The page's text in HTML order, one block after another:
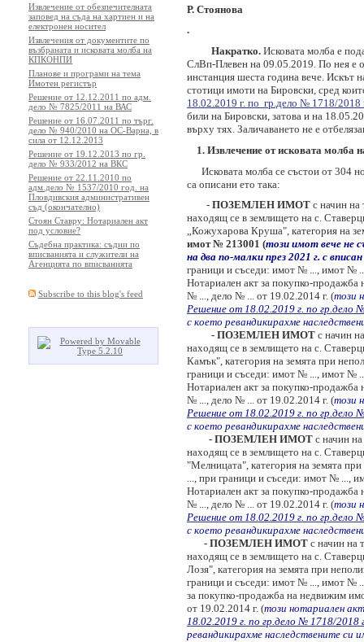
Р. Стоянова
.
Накратко. Исковата молба е
СлВп-Плевен на 09.05.2019. По нея е
инстанция шеста година вече. Искът
стотици имоти на Бировски, сред
18.02.2019 г. по гр.дело № 1718/2018
били на Бировски, затова и на
върху тях. Заличаването не е
1. Извлечение от исковата молба
Исковата молба се състои от 304
са описани ето така:
- ПОЗЕМЛЕН ИМОТ с начин на
находящ се в землището на с.
„Кожухарова Круша", категория на
имот № 213001 (този имот вече не
на два по-малки през 2021 г. с
граници и съседи: имот № ..., имот
Нотариален акт за покупко-продажба
№ ..., дело № ... от 19.02.2014 г. (този
Решение от 18.02.2019 г. по гр.дело
с което ревандикирахме
- ПОЗЕМЛЕН ИМОТ с начин
находящ се в землището на с.
Камък", категория на земята при
граници и съседи: имот № ..., имот
Нотариален акт за покупко-продажба
№ ..., дело № ... от 19.02.2014 г. (този
Решение от 18.02.2019 г. по гр.дело
с което ревандикирахме
- ПОЗЕМЛЕН ИМОТ с начин
находящ се в землището на с.
"Мелницата", категория на земята
..., при граници и съседи: имот № ...,
Нотариален акт за покупко-продажба
№ ..., дело № ... от 19.02.2014 г. (този
Решение от 18.02.2019 г. по гр.дело
с което ревандикирахме
- ПОЗЕМЛЕН ИМОТ с начин на
находящ се в землището на с.
Лозя", категория на земята при
граници и съседи: имот № ..., имот №
за покупко-продажба на недвижим
от 19.02.2014 г. (този нотариален
18.02.2019 г. по гр.дело № 1718/2018
ревандикирахме наследствените си
Извлечение от обезпечителната
заповед на съда на хартиен и на
електронен носител
Извлечения от документите по
възбраната и исковата молба на
КПКОНПИ
Планове и програми на тема
Имотен регистър
Решение от 12.12.2011 по адм.
дело № 7825/2011 на ВАС
Решение от 16.07.2011 по търг.
дело № 940/2010 на ОС-Варна, в
сила от 12.12.2013
Решение от 19.12.2013 по гр.
дело № 933/2012 на ВКС
Решение от 22.11.2010 по
адм.дело № 1537/2010 год. на
Пловдивския административен
съд (окончателно)
Стоян Ставру: Нотариален акт
под условие?
Съдебна практика: съдии по
вписванията и служители на
Агенцията по вписванията
Subscribe to this blog's feed